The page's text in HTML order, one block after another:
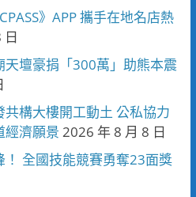
》APP 攜手在地名店熱
日
壇豪捐「300萬」助熊本震
構大樓開工動土 公私協力
經濟願景 2026 年 8 月 8 日
全國技能競賽勇奪23面獎